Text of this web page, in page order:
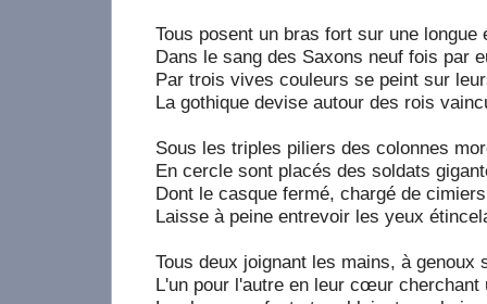
Tous posent un bras fort sur une longue
Dans le sang des Saxons neuf fois par
Par trois vives couleurs se peint sur
La gothique devise autour des rois
Sous les triples piliers des colonnes
En cercle sont placés des soldats
Dont le casque fermé, chargé de
Laisse à peine entrevoir les yeux
Tous deux joignant les mains, à genoux
L'un pour l'autre en leur cœur cherchant